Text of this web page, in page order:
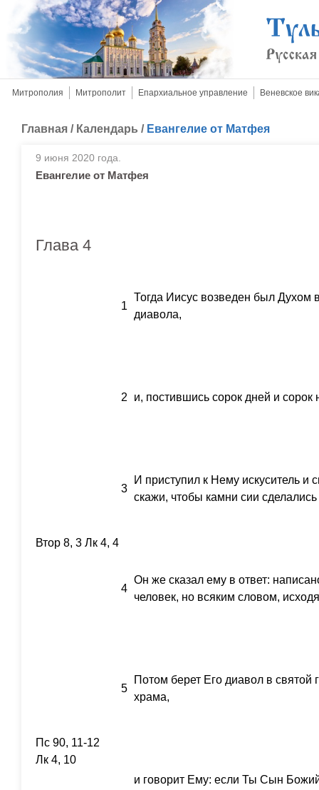
Митрополия Митрополит Епархиальное управление Веневское
Главная / Календарь / Евангелие от Матфея
9 июня 2020 года.
Евангелие от Матфея
Глава 4
1
Тогда Иисус возведен был Духом
диавола,
2 и, постившись сорок дней и сорок
3
И приступил к Нему искуситель
скажи, чтобы камни сии
Втор 8, 3 Лк 4, 4
4
Он же сказал ему в ответ:
человек, но всяким словом,
5
Потом берет Его диавол в святой
храма,
Пс 90, 11-12
Лк 4, 10
и говорит Ему: если Ты Сын